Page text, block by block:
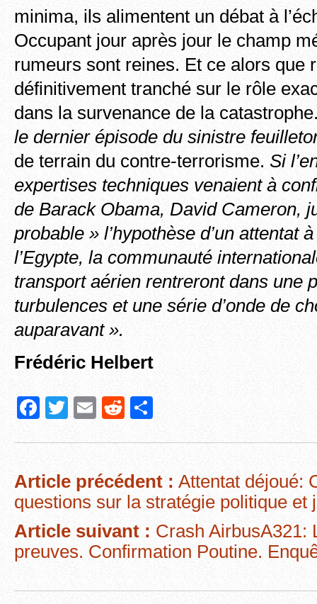
minima, ils alimentent un débat à
Occupant jour après jour le champ
rumeurs sont reines. Et ce alors que
définitivement tranché sur le rôle
dans la survenance de la
le dernier épisode du sinistre
de terrain du contre-terrorisme. Si
expertises techniques venaient à
de Barack Obama, David Cameron,
probable » l’hypothèse d’un attentat
l’Egypte, la communauté
transport aérien rentreront dans une
turbulences et une série d’onde de
auparavant ».
Frédéric Helbert
F
e
b
o
o
k
T
er
E
R
di
t
g
er
Article précédent : Attentat déjoué:
questions sur la stratégie politique et
Article suivant : Crash AirbusA321:
preuves. Confirmation Poutine.